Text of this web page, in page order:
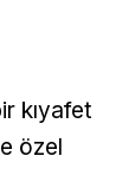
kıyafet
özel